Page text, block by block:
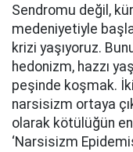
Sendromu değil,
medeniyetiyle
krizi yaşıyoruz.
hedonizm, hazzı
peşinde koşmak.
narsisizm ortaya
olarak kötülüğün
‘Narsisizm